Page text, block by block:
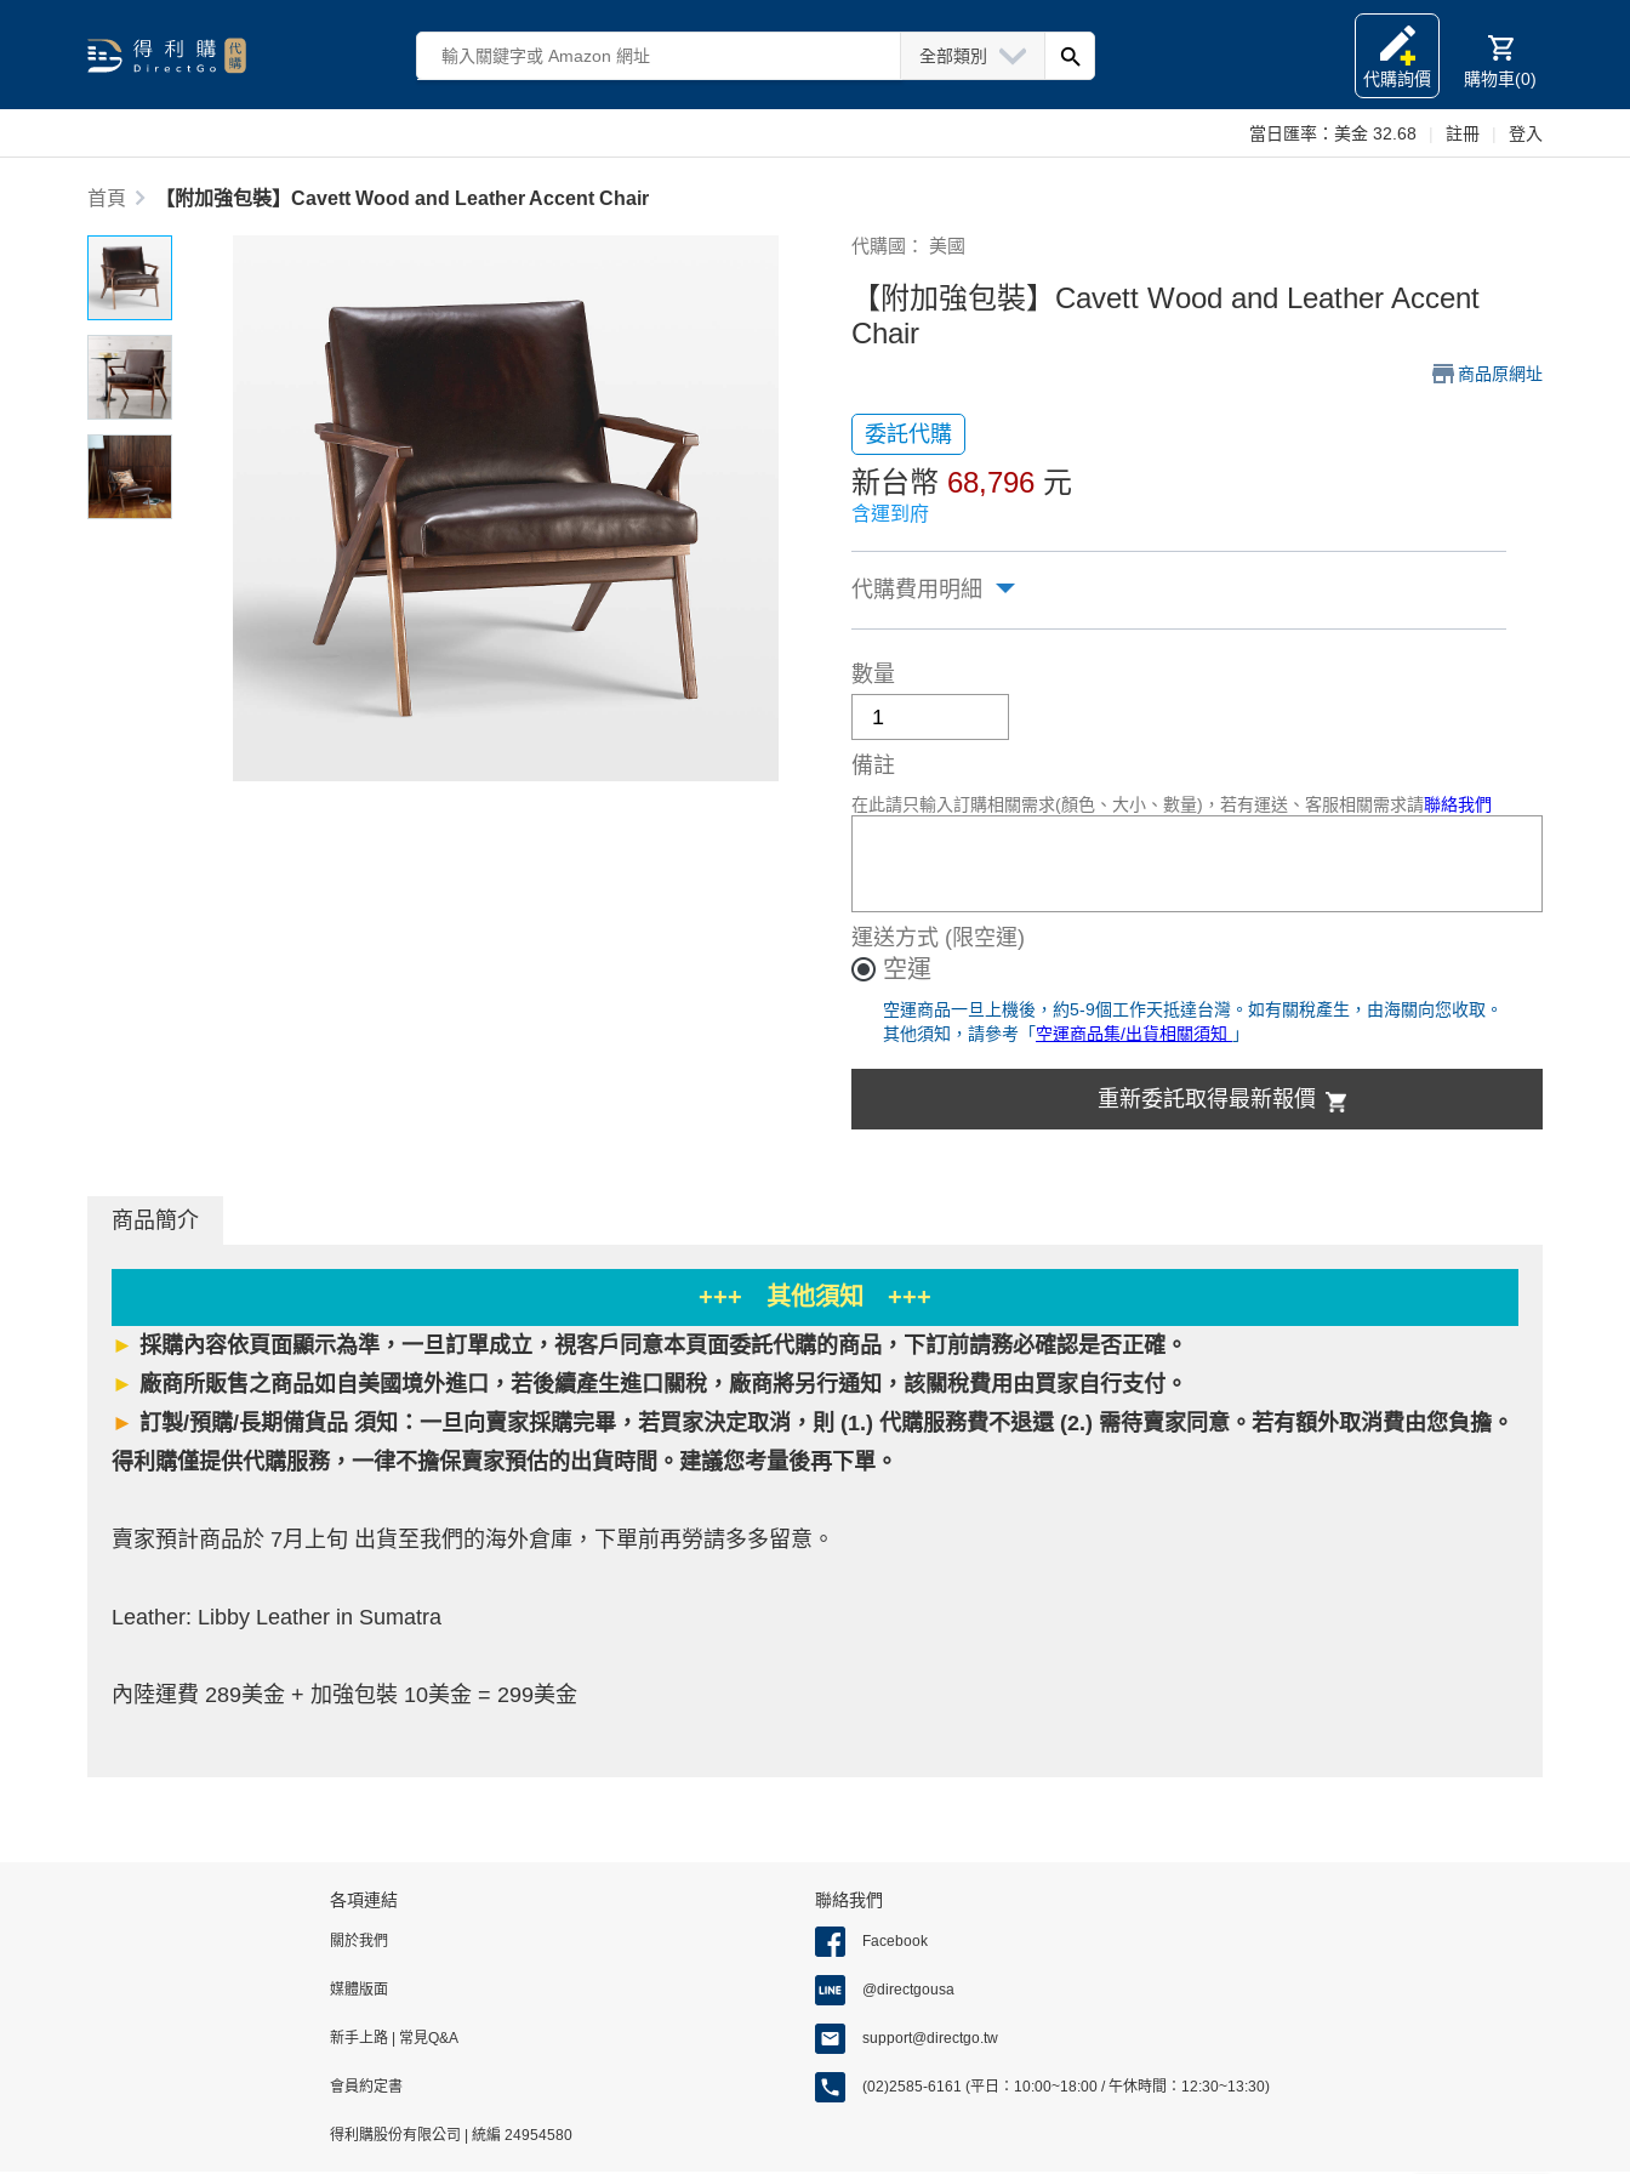
全部類別
代購詢價
購物車(0)
當日匯率： 美金 32.68 註冊 登入
首頁 【附加強包裝】Cavett Wood and Leather Accent Chair
代購國： 美國
【附加強包裝】Cavett Wood and Leather Accent
Chair
商品原網址
委託代購
新台幣 68,796 元
含運到府
代購費用明細
數量
備註
在此請只輸入訂購相關需求(顏色、大小、數量)，若有運送、客服相關需求請聯絡我們
運送方式 (限空運)
空運
空運商品一旦上機後，約5-9個工作天抵達台灣。如有關稅產生，由海關向您收取。
其他須知，請參考「 空運商品集/出貨相關須知 」
重新委託取得最新報價
商品簡介
+++ 其他須知 +++
► 採購內容依頁面顯示為準，一旦訂單成立，視客戶同意本頁面委託代購的商品，下訂前請務必確認是否正確。
► 廠商所販售之商品如自美國境外進口，若後續產生進口關稅，廠商將另行通知，該關稅費用由買家自行支付。
► 訂製/預購/長期備貨品 須知：一旦向賣家採購完畢，若買家決定取消，則 (1.) 代購服務費不退還 (2.) 需待賣家同意。若有額外取消費由您負擔。
得利購僅提供代購服務，一律不擔保賣家預估的出貨時間。建議您考量後再下單。
賣家預計商品於 7月上旬 出貨至我們的海外倉庫，下單前再勞請多多留意。
Leather: Libby Leather in Sumatra
內陸運費 289美金 + 加強包裝 10美金 = 299美金
各項連結
關於我們
媒體版面
新手上路 常見Q&A
會員約定書
得利購股份有限公司 | 統編 24954580
聯絡我們
Facebook
@directgousa
support@directgo.tw
(02)2585-6161 (平日：10:00~18:00 / 午休時間：12:30~13:30)